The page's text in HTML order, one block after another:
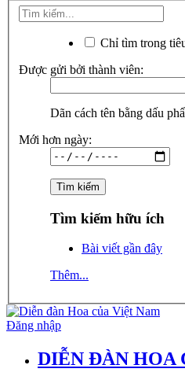
Chỉ tìm trong
Được gửi bởi thành viên:
Dãn cách tên bằng dấu
Mới hơn ngày:
Tìm kiếm hữu ích
Bài viết gần đây
Thêm...
Đăng nhập
DIỄN ĐÀN HOA